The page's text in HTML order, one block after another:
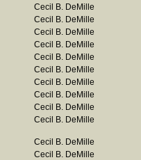
Cecil B. DeMille
Cecil B. DeMille
Cecil B. DeMille
Cecil B. DeMille
Cecil B. DeMille
Cecil B. DeMille
Cecil B. DeMille
Cecil B. DeMille
Cecil B. DeMille
Cecil B. DeMille
Cecil B. DeMille
Cecil B. DeMille